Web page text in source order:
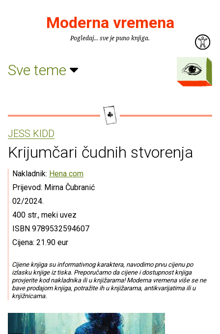
Moderna vremena
Pogledaj... sve je puno knjiga.
Sve teme
JESS KIDD
Krijumčari čudnih stvorenja
Nakladnik: Hena com
Prijevod: Mirna Čubranić
02/2024.
400 str., meki uvez
ISBN 9789532594607
Cijena: 21.90 eur
Cijene knjiga su informativnog karaktera, navodimo prvu cijenu po
izlasku knjige iz tiska. Preporučamo da cijene i dostupnost knjiga
provjerite kod nakladnika ili u knjižarama! Moderna vremena više se ne
bave prodajom knjiga, potražite ih u knjižarama, antikvarijatima ili u
knjižnicama.